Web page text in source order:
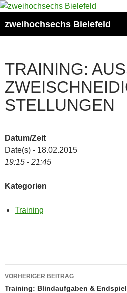
Zum
springen
zweihochsechs Bielefeld
TRAINING:
STELLUNGEN
Datum/Zeit
Date(s) - 18.02.2015
19:15 - 21:45
Kategorien
Training
Beitragsnavigation
VORHERIGER BEITRAG
Training: Blindaufgaben &